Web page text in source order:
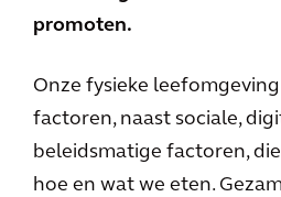
promoten.
Onze fysieke
factoren, naast sociale,
beleidsmatige factoren,
hoe en wat we eten.